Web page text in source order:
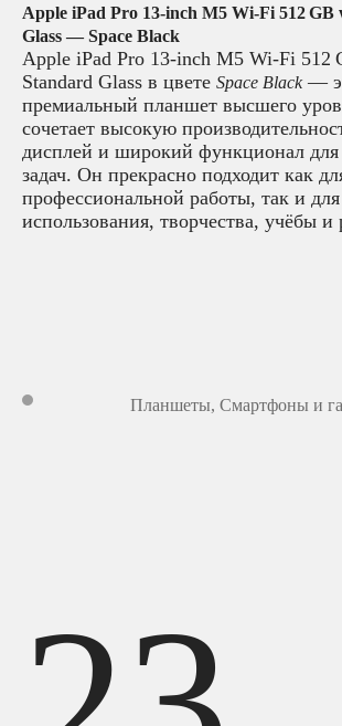
Apple iPad Pro 13‑inch M5 Wi‑Fi 512
Glass — Space Black
Apple iPad Pro 13‑inch M5 Wi‑Fi 512
Standard Glass в цвете Space Black—
премиальный планшет высшего
сочетает высокую
дисплей и широкий функционал
задач. Он прекрасно подходит как
профессиональной работы, так и
использования, творчества, учёбы и
Планшеты, Смартфоны и